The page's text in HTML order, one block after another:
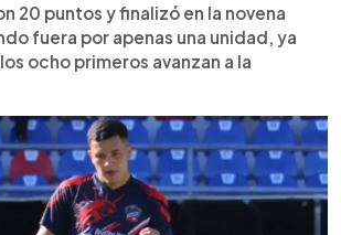
20 puntos y finalizó en la novena
fuera por apenas una unidad, ya
ocho primeros avanzan a la